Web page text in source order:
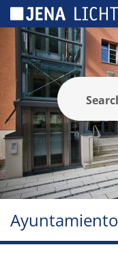
Ayuntamiento
Panel de gestión de